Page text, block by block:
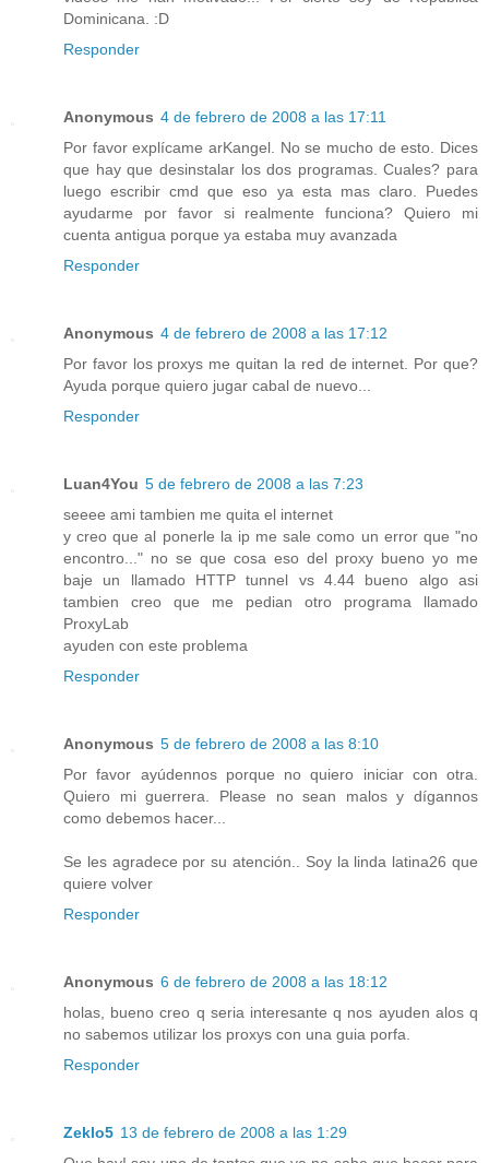
Dominicana. :D
Responder
Anonymous 4 de febrero de 2008 a las 17:11
Por favor explícame arKangel. No se mucho de esto. Dices
que hay que desinstalar los dos programas. Cuales? para
luego escribir cmd que eso ya esta mas claro. Puedes
ayudarme por favor si realmente funciona? Quiero mi
cuenta antigua porque ya estaba muy avanzada
Responder
Anonymous 4 de febrero de 2008 a las 17:12
Por favor los proxys me quitan la red de internet. Por que?
Ayuda porque quiero jugar cabal de nuevo...
Responder
Luan4You 5 de febrero de 2008 a las 7:23
seeee ami tambien me quita el internet
y creo que al ponerle la ip me sale como un error que "no
encontro..." no se que cosa eso del proxy bueno yo me
baje un llamado HTTP tunnel vs 4.44 bueno algo asi
tambien creo que me pedian otro programa llamado
ProxyLab
ayuden con este problema
Responder
Anonymous 5 de febrero de 2008 a las 8:10
Por favor ayúdennos porque no quiero iniciar con otra.
Quiero mi guerrera. Please no sean malos y dígannos
como debemos hacer...
Se les agradece por su atención.. Soy la linda latina26 que
quiere volver
Responder
Anonymous 6 de febrero de 2008 a las 18:12
holas, bueno creo q seria interesante q nos ayuden alos q
no sabemos utilizar los proxys con una guia porfa.
Responder
Zeklo5 13 de febrero de 2008 a las 1:29